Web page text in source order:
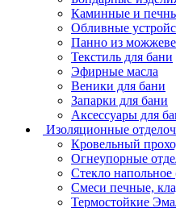
Каминные и
Обливные
Панно из
Текстиль для бани
Эфирные масла
Веники для бани
Запарки для бани
Аксессуары для
Изоляционные
Кровельный
Огнеупорные
Стекло напольное
Смеси печные,
Термостойкие